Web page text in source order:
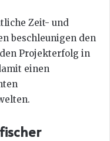
Zeit- und
beschleunigen den
Projekterfolg in
einen